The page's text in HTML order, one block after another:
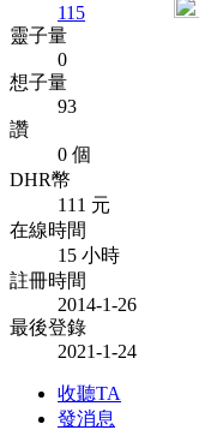
115
靈子量
0
想子量
93
讚
0 個
DHR幣
111 元
在線時間
15 小時
註冊時間
2014-1-26
最後登錄
2021-1-24
收聽TA
發消息